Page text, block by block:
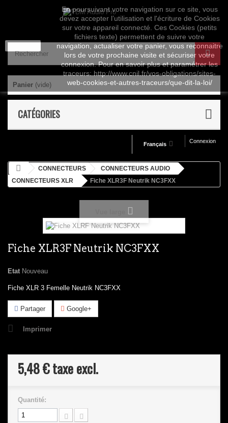
Panier (vide)
CATÉGORIES
Connexion
Français
CONNECTEURS
CONNECTEURS AUDIO
CONNECTEURS XLR
Fiche XLR3F Neutrik NC3FXX
Fiche XLR3F Neutrik NC3FXX
Etat Nouveau
Fiche XLR 3 Femelle Neutrik NC3FXX
Partager Google+
Imprimer
5,48 €taxe excl.
Quantité:
En poursuivant votre navigation sur ce site, vous
devez accepter l’utilisation et l'écriture de Cookies
sur votre appareil connecté. Ces Cookies (petits
fichiers texte) permettent de suivre votre
navigation, actualiser votre panier, vous reconnaitre
lors de votre prochaine visite et sécuriser votre
connexion. Pour en savoir plus et paramétrer les
traceurs: http://www.cnil.fr/vos-obligations/sites-
web-cookies-et-autres-traceurs/que-dit-la-loi/